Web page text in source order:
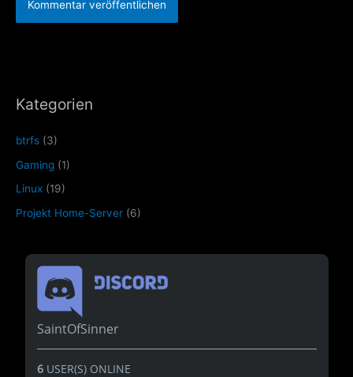
Kategorien
btrfs (3)
Gaming (1)
Linux (19)
Projekt Home-Server (6)
SaintOfSinner
6USER(S) ONLINE